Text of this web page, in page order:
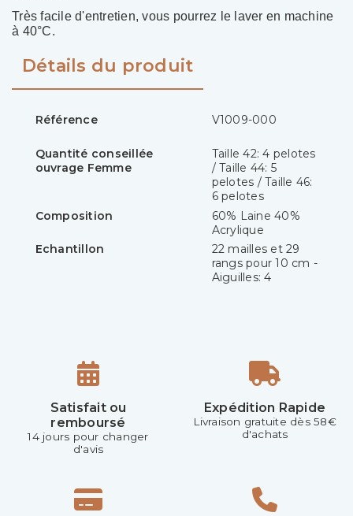
Très facile d'entretien, vous pourrez le laver en machine
à 40°C.
Détails du produit
Référence V1009-000
Quantité conseillée
ouvrage Femme
Taille 42: 4 pelotes
/ Taille 44: 5
pelotes / Taille 46:
6 pelotes
Composition
60% Laine 40%
Acrylique
Echantillon
22 mailles et 29
rangs pour 10 cm -
Aiguilles: 4
Satisfait ou
remboursé
14 jours pour changer
d'avis
Expédition Rapide
Livraison gratuite dès 58€
d'achats